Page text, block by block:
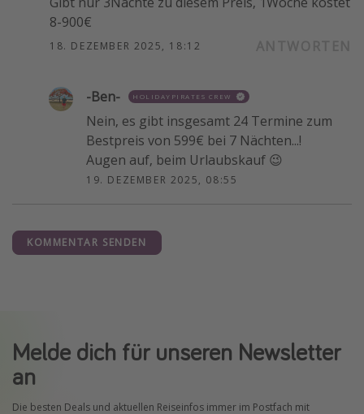
8-900€
18. DEZEMBER 2025, 18:12
-Ben- HOLIDAYPIRATES CREW
Nein, es gibt insgesamt 24 Termine zum
Bestpreis von 599€ bei 7 Nächten...!
Augen auf, beim Urlaubskauf 😉
19. DEZEMBER 2025, 08:55
KOMMENTAR SENDEN
Melde dich für unseren Newsletter
an
Die besten Deals und aktuellen Reiseinfos immer im Postfach mit